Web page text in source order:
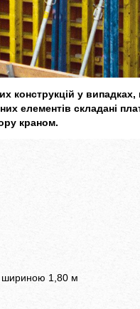
конструкцій у випадках,
елементів складані
краном.
шириною 1,80 м